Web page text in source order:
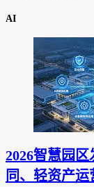
AI
2026智慧园
同、轻资产运